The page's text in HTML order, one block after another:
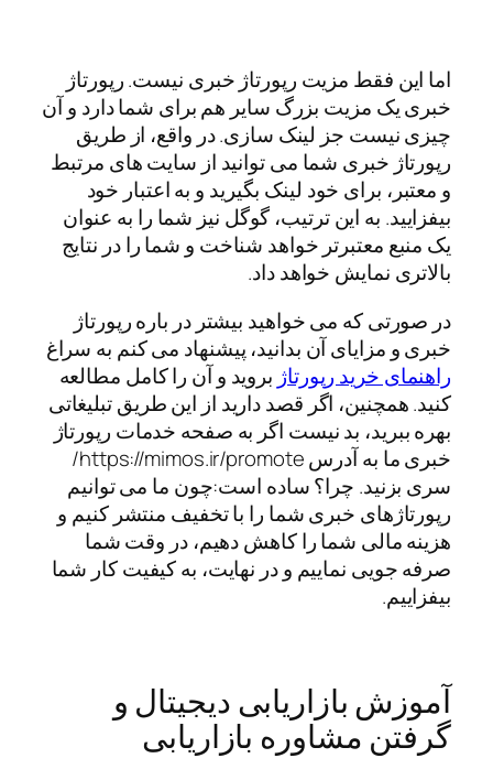
اما این فقط مزیت رپورتاژ خبری نیست. رپورتاژ
خبری یک مزیت بزرگ سایر هم برای شما دارد و آن
چیزی نیست جز لینک سازی. در واقع، از طریق
رپورتاژ خبری شما می توانید از سایت های مرتبط
و معتبر، برای خود لینک بگیرید و به اعتبار خود
بیفزایید. به این ترتیب، گوگل نیز شما را به عنوان
یک منبع معتبرتر خواهد شناخت و شما را در نتایج
بالاتری نمایش خواهد داد.
در صورتی که می خواهید بیشتر در باره رپورتاژ
خبری و مزایای آن بدانید، پیشنهاد می کنم به سراغ
راهنمای خرید رپورتاژ بروید و آن را کامل مطالعه
کنید. همچنین، اگر قصد دارید از این طریق تبلیغاتی
بهره ببرید، بد نیست اگر به صفحه خدمات رپورتاژ
خبری ما به آدرس https://mimos.ir/promote/
سری بزنید. چرا؟ ساده است:چون ما می توانیم
رپورتاژهای خبری شما را با تخفیف منتشر کنیم و
هزینه مالی شما را کاهش دهیم، در وقت شما
صرفه جویی نماییم و در نهایت، به کیفیت کار شما
بیفزاییم.
آموزش بازاریابی دیجیتال و
گرفتن مشاوره بازاریابی